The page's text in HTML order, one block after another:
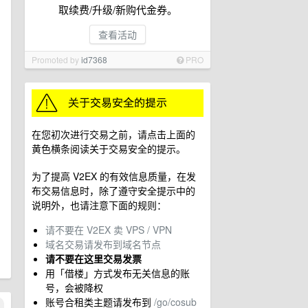
取续费/升级/新购代金券。
查看活动
Promoted byid7368 PRO
在您初次进行交易之前，请点击上面的
黄色横条阅读关于交易安全的提示。
为了提高 V2EX 的有效信息质量，在发
布交易信息时，除了遵守安全提示中的
说明外，也请注意下面的规则：
请不要在 V2EX 卖 VPS / VPN
域名交易请发布到域名节点
请不要在这里交易发票
用「借楼」方式发布无关信息的账
号，会被降权
账号合租类主题请发布到 /go/cosub